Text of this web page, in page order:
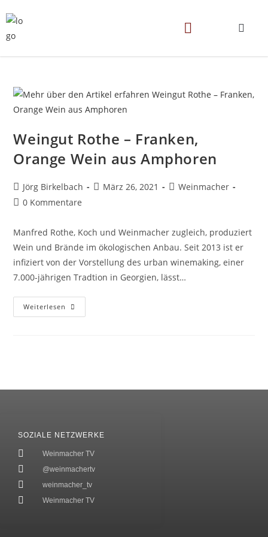
Weingut Rothe – Franken,
Orange Wein aus Amphoren
Jörg Birkelbach März 26, 2021
Weinmacher
0 Kommentare
Manfred Rothe, Koch und Weinmacher zugleich, produziert
Wein und Brände im ökologischen Anbau. Seit 2013 ist er
infiziert von der Vorstellung des urban winemaking, einer
7.000-jährigen Tradtion in Georgien, lässt…
Weiterlesen
SOZIALE NETZWERKE
Weinmacher TV
@weinmachertv
weinmacher_tv
Weinmacher TV